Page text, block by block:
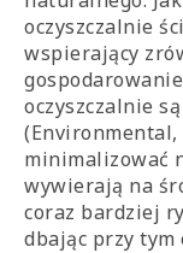
oczyszczalnie
wspierający
oczyszczalnie
(Environmental,
minimalizować
wywierają na
coraz bardziej
dbając przy